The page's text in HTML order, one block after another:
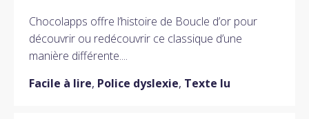
Chocolapps offre l’histoire de Boucle d’or pour
découvrir ou redécouvrir ce classique d’une
manière différente....
Facile à lire, Police dyslexie, Texte lu